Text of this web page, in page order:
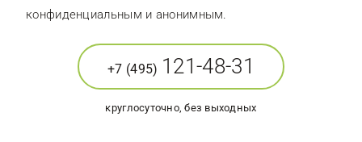
конфиденциальным и анонимным.
+7 (495) 121-48-31
круглосуточно, без выходных